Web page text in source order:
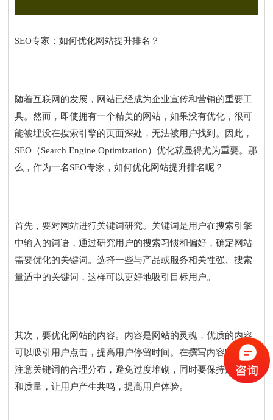
SEO专家：如何优化网站提升排名？
随着互联网的发展，网站已经成为企业宣传和营销的重要工
具。然而，即使拥有一个精美的网站，如果没有优化，很可
能被埋没在搜索引擎的页面深处，无法被用户找到。因此，
SEO（Search Engine Optimization）优化就显得尤为重要。那
么，作为一名SEO专家，如何优化网站提升排名呢？
首先，要对网站进行关键词研究。关键词是用户在搜索引擎
中输入的词语，通过研究用户的搜索习惯和偏好，确定网站
需要优化的关键词。选择一些与产品或服务相关性强、搜索
量适中的关键词，这样可以更好地吸引目标用户。
其次，要优化网站的内容。内容是网站的灵魂，优质的内容
可以吸引用户点击，提高用户停留时间。在撰写内容时，要
注意关键词的合理分布，避免过度堆砌，同时要保持原创性
和质量，让用户产生共鸣，提高用户体验。